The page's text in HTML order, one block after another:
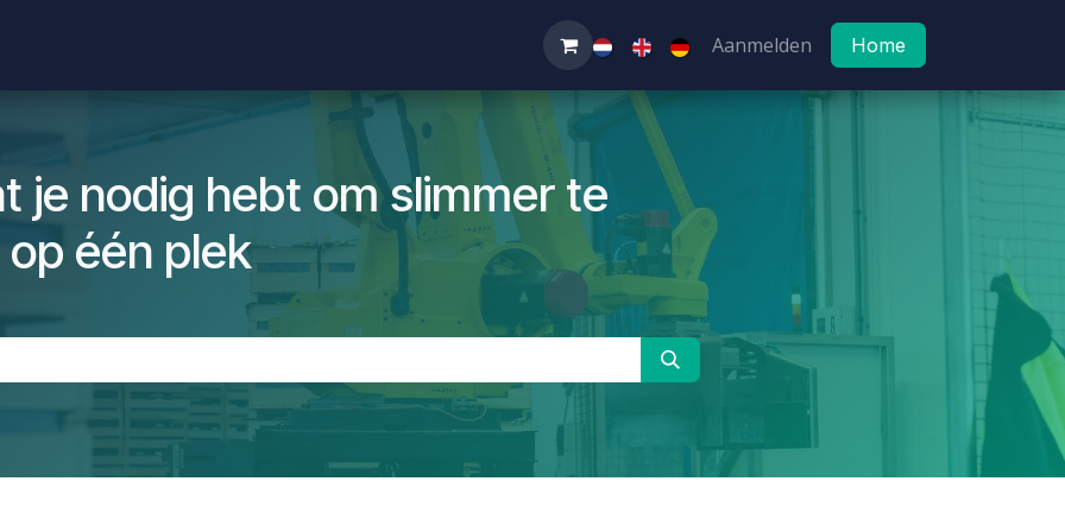
Aanmelden Home
je nodig hebt om slimmer te
één plek